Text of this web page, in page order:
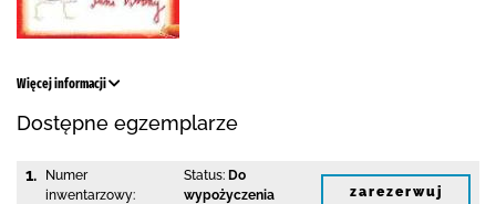
Więcej informacji
Dostępne egzemplarze
1.
Numer
inwentarzowy:
Status: Do
wypożyczenia
zarezerwuj